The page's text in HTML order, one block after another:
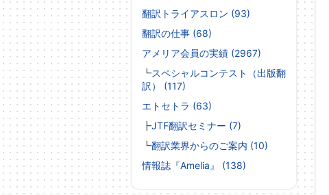
翻訳トライアスロン (93)
翻訳の仕事 (68)
アメリア会員の実績 (2967)
┗スペシャルコンテスト（出版翻
訳） (117)
エトセトラ (63)
┣JTF翻訳セミナー (7)
┗翻訳業界からのご案内 (10)
情報誌『Amelia』 (138)